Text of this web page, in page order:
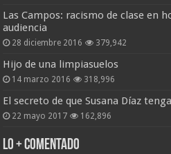
Las Campos: racismo de clase en
audiencia
28 diciembre 2016 379,942
Hijo de una limpiasuelos
14 marzo 2016 318,996
El secreto de que Susana Díaz
22 mayo 2017 162,896
Lo + Comentado